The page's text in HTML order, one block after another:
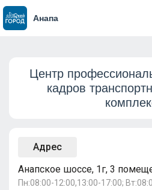
Анапа
Центр
кадров
Адрес
Анапское шоссе, 1г, 3
Пн:08:00-12:00,13:00-17:00;